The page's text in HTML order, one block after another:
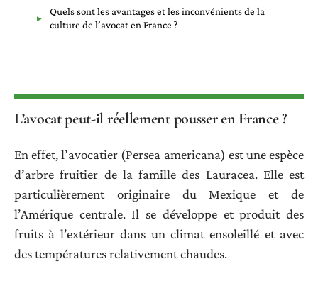
Quels sont les avantages et les inconvénients de la
culture de l’avocat en France ?
L’avocat peut-il réellement pousser en France ?
En effet, l’avocatier (Persea americana) est une espèce
d’arbre fruitier de la famille des Lauracea. Elle est
particulièrement originaire du Mexique et de
l’Amérique centrale. Il se développe et produit des
fruits à l’extérieur dans un climat ensoleillé et avec
des températures relativement chaudes.